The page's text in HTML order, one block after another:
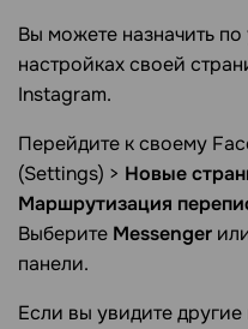
Вы можете назначить
настройках своей
Instagram.
Перейдите к своему
(Settings) > Новые
Маршрутизация
Выберите Messenger
панели.
Если вы увидите